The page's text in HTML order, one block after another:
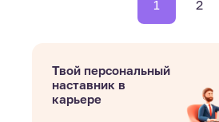
1 2
Твой персональный
наставник в
карьере